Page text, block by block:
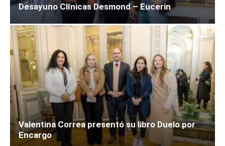
Desayuno Clínicas Desmond – Eucerin
Valentina Correa presentó su libro Duelo por
Encargo